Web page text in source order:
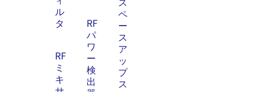
ル
タ
RF
ミ
キ
RF
パ
ワ
ー
検
出
ペ
ー
ス
ア
ッ
プ
ス